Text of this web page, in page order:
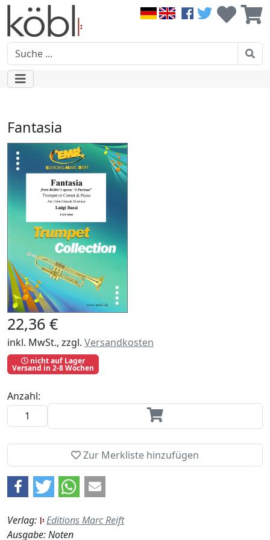
Fantasia
Verlag:
Editions Marc Reift
Ausgabe: Noten
22,36 €
inkl. MwSt., zzgl. Versandkosten
nicht auf Lager
Versand in 2-8 Wochen
Anzahl:
Zur Merkliste hinzufügen